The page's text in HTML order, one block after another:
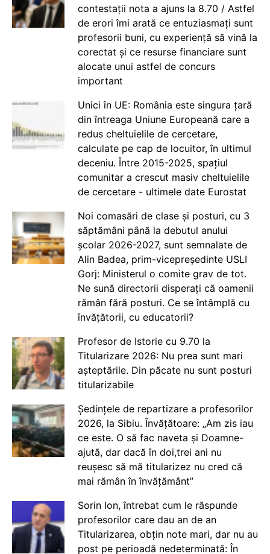
contestații nota a ajuns la 8.70 / Astfel
de erori îmi arată ce entuziasmați sunt
profesorii buni, cu experiență să vină la
corectat și ce resurse financiare sunt
alocate unui astfel de concurs
important
Unici în UE: România este singura țară
din întreaga Uniune Europeană care a
redus cheltuielile de cercetare,
calculate pe cap de locuitor, în ultimul
deceniu. Între 2015-2025, spațiul
comunitar a crescut masiv cheltuielile
de cercetare - ultimele date Eurostat
Noi comasări de clase și posturi, cu 3
săptămâni până la debutul anului
școlar 2026-2027, sunt semnalate de
Alin Badea, prim-vicepreședinte USLI
Gorj: Ministerul o comite grav de tot.
Ne sună directorii disperați că oamenii
rămân fără posturi. Ce se întâmplă cu
învățătorii, cu educatorii?
Profesor de Istorie cu 9.70 la
Titularizare 2026: Nu prea sunt mari
așteptările. Din păcate nu sunt posturi
titularizabile
Ședințele de repartizare a profesorilor
2026, la Sibiu. Învățătoare: „Am zis iau
ce este. O să fac naveta și Doamne-
ajută, dar dacă în doi,trei ani nu
reușesc să mă titularizez nu cred că
mai rămân în învățământ”
Sorin Ion, întrebat cum le răspunde
profesorilor care dau an de an
Titularizarea, obțin note mari, dar nu au
post pe perioadă nedeterminată: În